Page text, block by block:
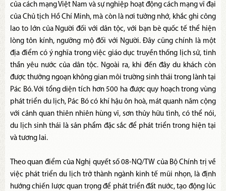
của cách mạng Việt Nam và sự nghiệp hoạt động cách mạng vĩ đại
của Chủ tịch Hồ Chí Minh, mà còn là nơi tưởng nhớ, khắc ghi công
lao to lớn của Người đối với dân tộc, với bạn bè quốc tế thể hiện
lòng tôn kính, ngưỡng mộ đối với Người. Đây cũng chính là một
địa điểm có ý nghĩa trong việc giáo dục truyền thống lịch sử, tinh
thần yêu nước của dân tộc. Ngoài ra, khi đến đây du khách còn
được thưởng ngoạn không gian môi trường sinh thái trong lành tại
Pác Bó. Với tổng diện tích hơn 500 ha được quy hoạch trong vùng
phát triển du lịch, Pác Bó có khí hậu ôn hoà, mát quanh năm cộng
với cảnh quan thiên nhiên hùng vĩ, sơn thủy hữu tình, có thể nói,
du lịch sinh thái là sản phẩm đặc sắc để phát triển trong hiện tại
và tương lai.
Theo quan điểm của Nghị quyết số 08-NQ/TW của Bộ Chính trị về
việc phát triển du lịch trở thành ngành kinh tế mũi nhọn, là định
hướng chiến lược quan trọng để phát triển đất nước, tạo động lúc